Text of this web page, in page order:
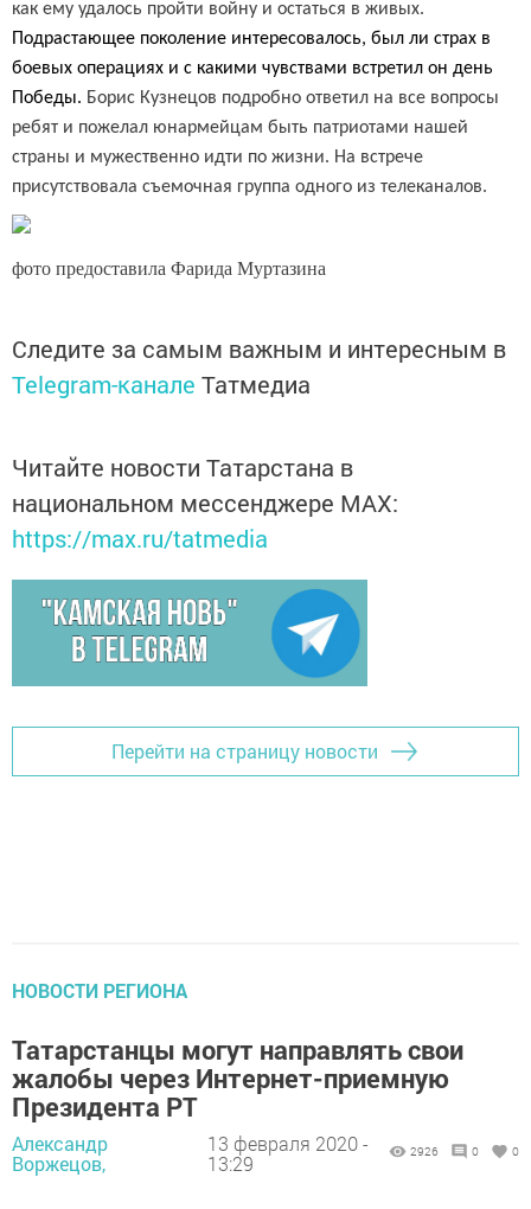
как ему удалось пройти войну и остаться в живых.
Подрастающее поколение интересовалось, был ли страх в
боевых операциях и с какими чувствами встретил он день
Победы. Борис Кузнецов подробно ответил на все вопросы
ребят и пожелал юнармейцам быть патриотами нашей
страны и мужественно идти по жизни. На встрече
присутствовала съемочная группа одного из телеканалов.
фото предоставила Фарида Муртазина
Следите за самым важным и интересным в
Telegram-канале Татмедиа
Читайте новости Татарстана в
национальном мессенджере MАХ:
https://max.ru/tatmedia
Перейти на страницу новости
НОВОСТИ РЕГИОНА
Татарстанцы могут направлять свои
жалобы через Интернет-приемную
Президента РТ
Александр
Воржецов,
13 февраля 2020 -
13:29
2926 0 0